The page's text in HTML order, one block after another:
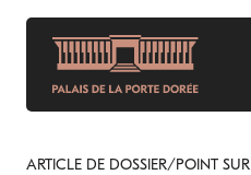
Aller
contenu
principal
ARTICLE DE DOSSIER/POINT SUR